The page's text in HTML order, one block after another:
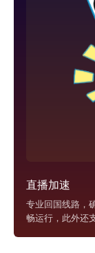
直播加速
专业回国线路，
畅运行，此外还